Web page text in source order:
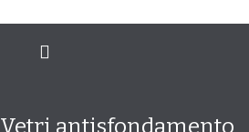
Toggle
Vetri antisfondamento